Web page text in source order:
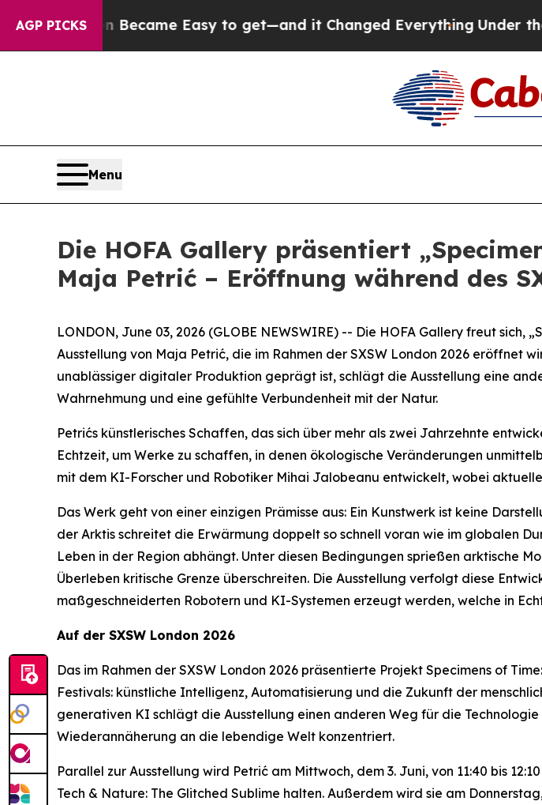
AGP PICKSBecame Easy to get—and it Changed EverythingUnder the
Menu
Die HOFA Gallery präsentiert
Maja Petrić – Eröffnung während des
LONDON, June 03, 2026 (GLOBE NEWSWIRE) -- Die HOFA Gallery freut sich,
Ausstellung von Maja Petrić, die im Rahmen der SXSW London 2026 eröffnet
unablässiger digitaler Produktion geprägt ist, schlägt die Ausstellung eine
Wahrnehmung und eine gefühlte Verbundenheit mit der Natur.
Petrićs künstlerisches Schaffen, das sich über mehr als zwei Jahrzehnte
Echtzeit, um Werke zu schaffen, in denen ökologische Veränderungen
mit dem KI-Forscher und Robotiker Mihai Jalobeanu entwickelt, wobei
Das Werk geht von einer einzigen Prämisse aus: Ein Kunstwerk ist keine
der Arktis schreitet die Erwärmung doppelt so schnell voran wie im globalen
Leben in der Region abhängt. Unter diesen Bedingungen sprießen arktische
Überleben kritische Grenze überschreiten. Die Ausstellung verfolgt diese
maßgeschneiderten Robotern und KI-Systemen erzeugt werden, welche in
Auf der SXSW London 2026
Das im Rahmen der SXSW London 2026 präsentierte Projekt Specimens of
Festivals: künstliche Intelligenz, Automatisierung und die Zukunft der
generativen KI schlägt die Ausstellung einen anderen Weg für die
Wiederannäherung an die lebendige Welt konzentriert.
Parallel zur Ausstellung wird Petrić am Mittwoch, dem 3. Juni, von 11:40 bis
Tech & Nature: The Glitched Sublime halten. Außerdem wird sie am